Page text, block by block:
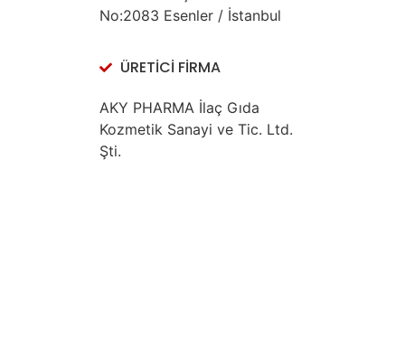
No:2083 Esenler / İstanbul
ÜRETİCİ FİRMA
AKY PHARMA İlaç Gıda
Kozmetik Sanayi ve Tic. Ltd.
Şti.